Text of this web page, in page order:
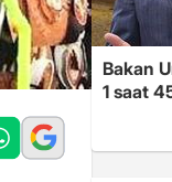
Bakan
1 saat